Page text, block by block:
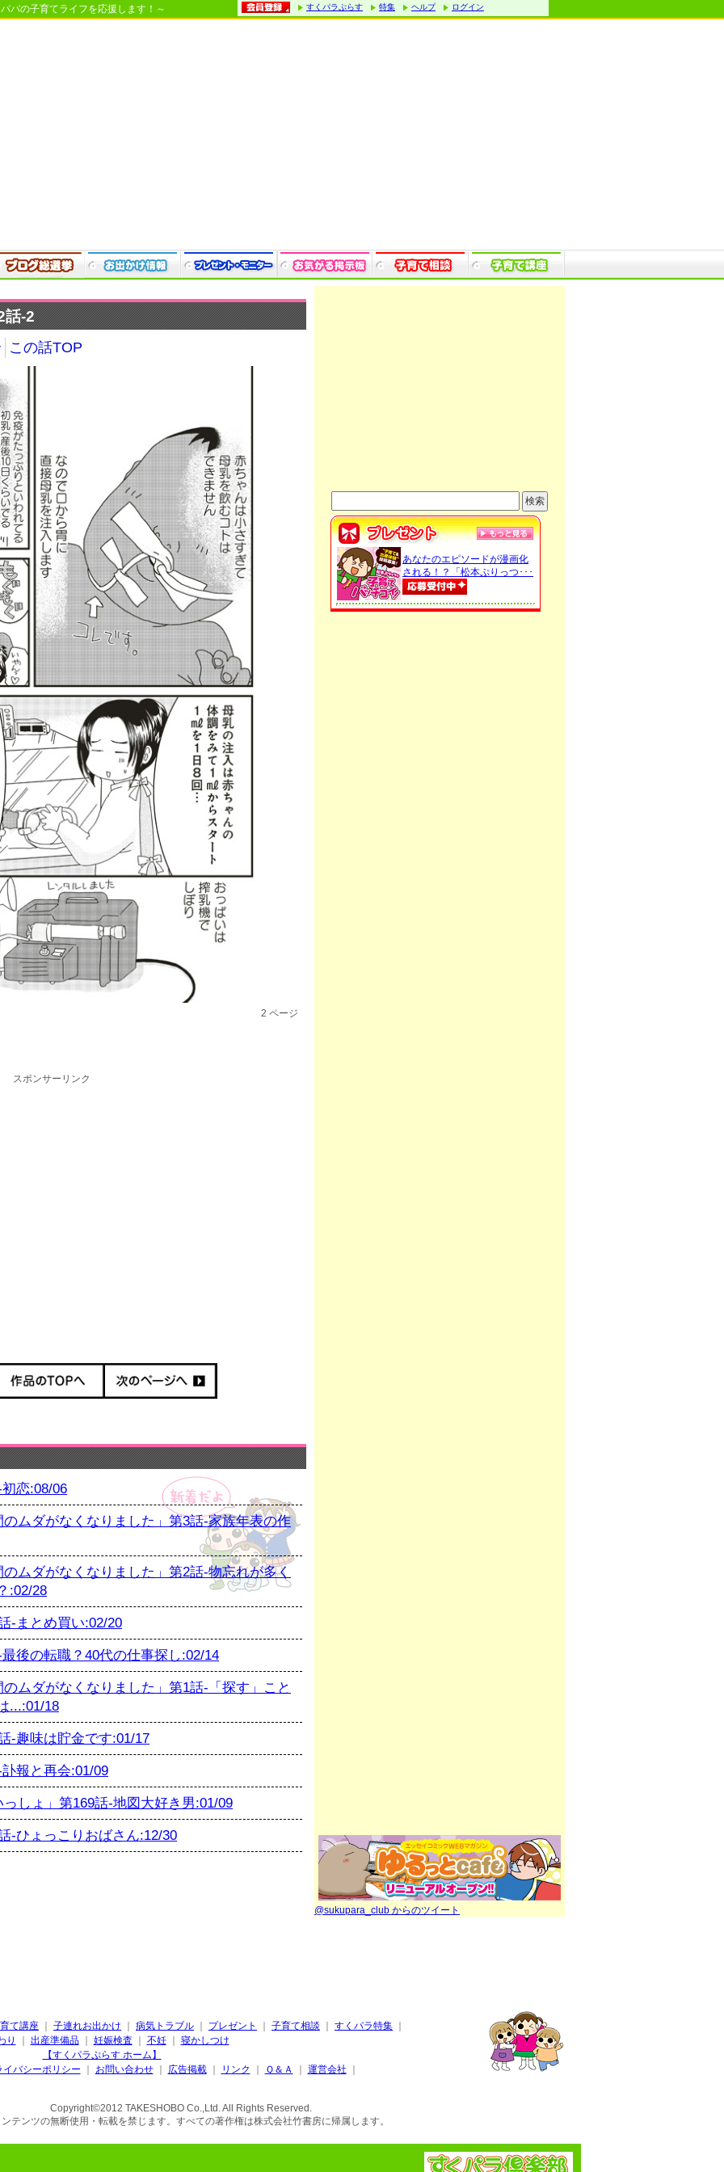
パの子育てライフを応援します！～ すくパラぷらす 特集 ヘルプ ログイン
話-2
この話TOP
2 ページ
スポンサーリンク
恋:08/06
ムダがなくなりました」第3話-家族年表の作
ムダがなくなりました」第2話-物忘れが多く
:02/28
-まとめ買い:02/20
後の転職？40代の仕事探し:02/14
ムダがなくなりました」第1話-「探す」こと
...:01/18
-趣味は貯金です:01/17
報と再会:01/09
しょ」第169話-地図大好き男:01/09
-ひょっこりおばさん:12/30
あなたのエピソードが漫画化
される！？「松本ぷりっつ･･･
@sukupara_club からのツイート
て講座 子連れお出かけ 病気トラブル プレゼント 子育て相談 すくパラ特集
り
出産準備品 妊娠検査 不妊
寝かしつけ
【すくパラぷらす ホーム】
イバシーポリシー
お問い合わせ 広告掲載 リンク Ｑ＆Ａ 運営会社
Copyright©2012 TAKESHOBO Co.,Ltd. All Rights Reserved.
テンツの無断使用・転載を禁じます。すべての著作権は株式会社竹書房に帰属します。